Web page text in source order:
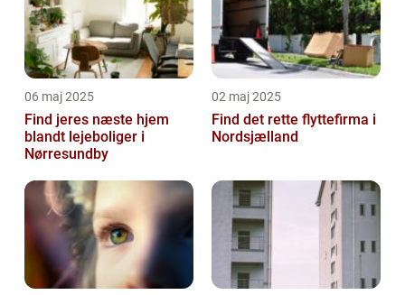
06 maj 2025
Find jeres næste hjem
blandt lejeboliger i
Nørresundby
02 maj 2025
Find det rette flyttefirma i
Nordsjælland